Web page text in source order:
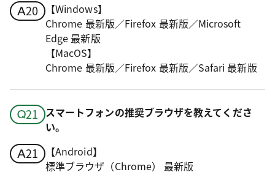
【Windows】
Chrome 最新版／Firefox 最新版／Microsoft
Edge 最新版
【MacOS】
Chrome 最新版／Firefox 最新版／Safari 最新版
スマートフォンの推奨ブラウザを教えてくださ
い。
【Android】
標準ブラウザ（Chrome） 最新版